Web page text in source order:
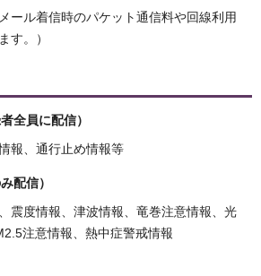
ール着信時のパケット通信料や回線利用
す。）
全員に配信）
報、通行止め情報等
配信）
震度情報、津波情報、竜巻注意情報、光
注意情報、熱中症警戒情報